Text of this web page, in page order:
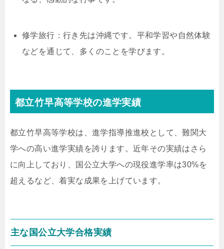
修学旅行：行き先は沖縄です。平和学習や自然体験
などを通じて、多くのことを学びます。
都立竹早高等学校の進学実績
都立竹早高等学校は、進学指導推進校として、難関大
学への高い進学実績を誇ります。近年その実績はさら
に向上しており、国公立大学への現役進学率は30%を
超えるなど、着実な成果を上げています。
主な国公立大学合格実績